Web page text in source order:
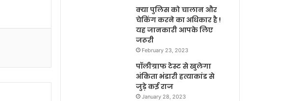
क्या पुलिस को चालान और
चेकिंग करने का अधिकार है !
यह जानकारी आपके लिए
जरूरी
February 23, 2023
पॉलीग्राफ टेस्ट से खुलेगा
अंकिता भंडारी हत्याकांड से
जुड़े कई राज
January 28, 2023